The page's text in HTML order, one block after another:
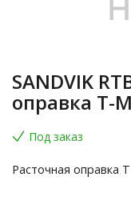
SANDVIK
оправка T-
Под заказ
Расточная оправка